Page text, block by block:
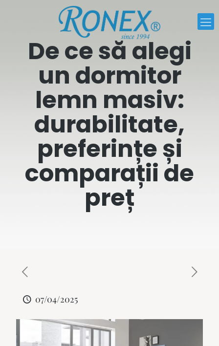
De ce să alegi
un dormitor
lemn masiv:
durabilitate,
preferințe și
comparații de
preț
07/04/2025